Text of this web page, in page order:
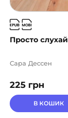
Просто слухай
225 грн
Сара Дессен
В КОШИК